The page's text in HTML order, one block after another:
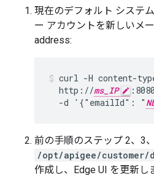
現在のデフォルト システ
ー アカウントを新しいメ
address:
curl -H content-
  http://
ms_IP
  -d '{"emailId": "
前の手順のステップ 2、3
/opt/apigee/customer/
作成し、Edge UI を更新し